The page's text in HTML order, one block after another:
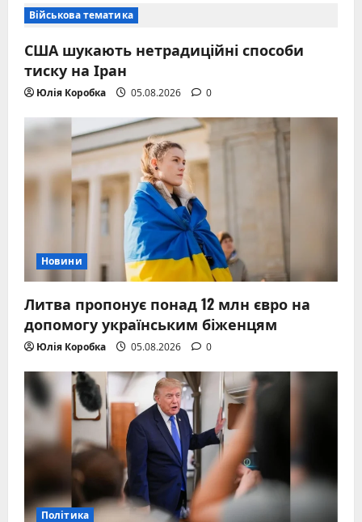
Військова тематика
США шукають нетрадиційні способи
тиску на Іран
Юлія Коробка 05.08.2026 0
Новини
Литва пропонує понад 12 млн євро на
допомогу українським біженцям
Юлія Коробка 05.08.2026 0
Політика